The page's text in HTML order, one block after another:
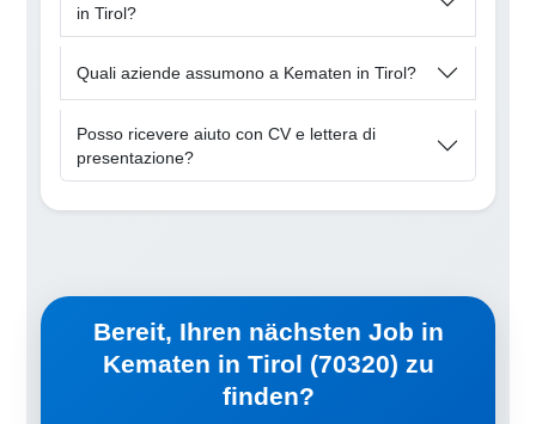
in Tirol?
Quali aziende assumono a Kematen in Tirol?
Posso ricevere aiuto con CV e lettera di
presentazione?
Bereit, Ihren nächsten Job in
Kematen in Tirol (70320) zu
finden?